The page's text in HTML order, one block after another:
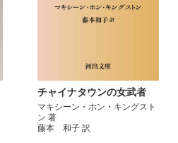
チャイナタウンの女武者
マキシーン・ホン・キングスト
ン 著
藤本 和子 訳